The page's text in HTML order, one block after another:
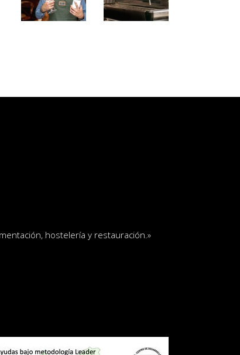
hostelería y restauración .»